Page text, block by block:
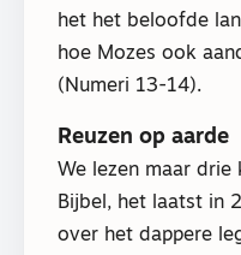
het het beloofde
hoe Mozes ook
(Numeri 13-14).
Reuzen op aarde
We lezen maar drie
Bijbel, het laatst in
over het dappere